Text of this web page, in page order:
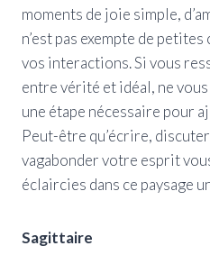
moments de joie simple,
n’est pas exempte de
vos interactions. Si vous
entre vérité et idéal, ne
une étape nécessaire pour
Peut-être qu’écrire,
vagabonder votre esprit
éclaircies dans ce paysage
Sagittaire